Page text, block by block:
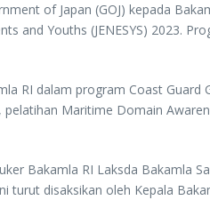
of Japan (GOJ) kepada
and Youths (JENESYS) 2023.
dalam program Coast Guard
Maritime Domain
Bakamla RI Laksda Bakamla
turut disaksikan oleh Kepala